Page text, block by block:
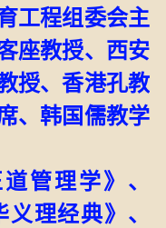
工程组委会主
座教授、西安
授、香港孔教
、韩国儒教学
管理学》、
理经典》、